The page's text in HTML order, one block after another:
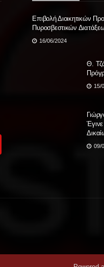
Επιβολή Διοικητικών
Πυροσβεστικών
16/06/2024
Θ.
15/
09/